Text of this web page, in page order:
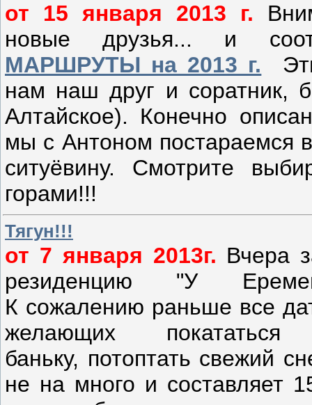
от 15 января 2013 г.
новые друзья... и
МАРШРУТЫ на 2013 г.
нам наш друг и соратник,
Алтайское). Конечно
мы с Антоном постараемся
ситуёвину. Смотрите
горами!!!
Тягун!!!
от 7 января 2013г. Вчера
резиденцию "У
К сожалению раньше все
желающих
баньку, потоптать свежий
не на много и составляет